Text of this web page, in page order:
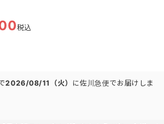
税込
2026/08/11（火） に佐川急便でお届けしま